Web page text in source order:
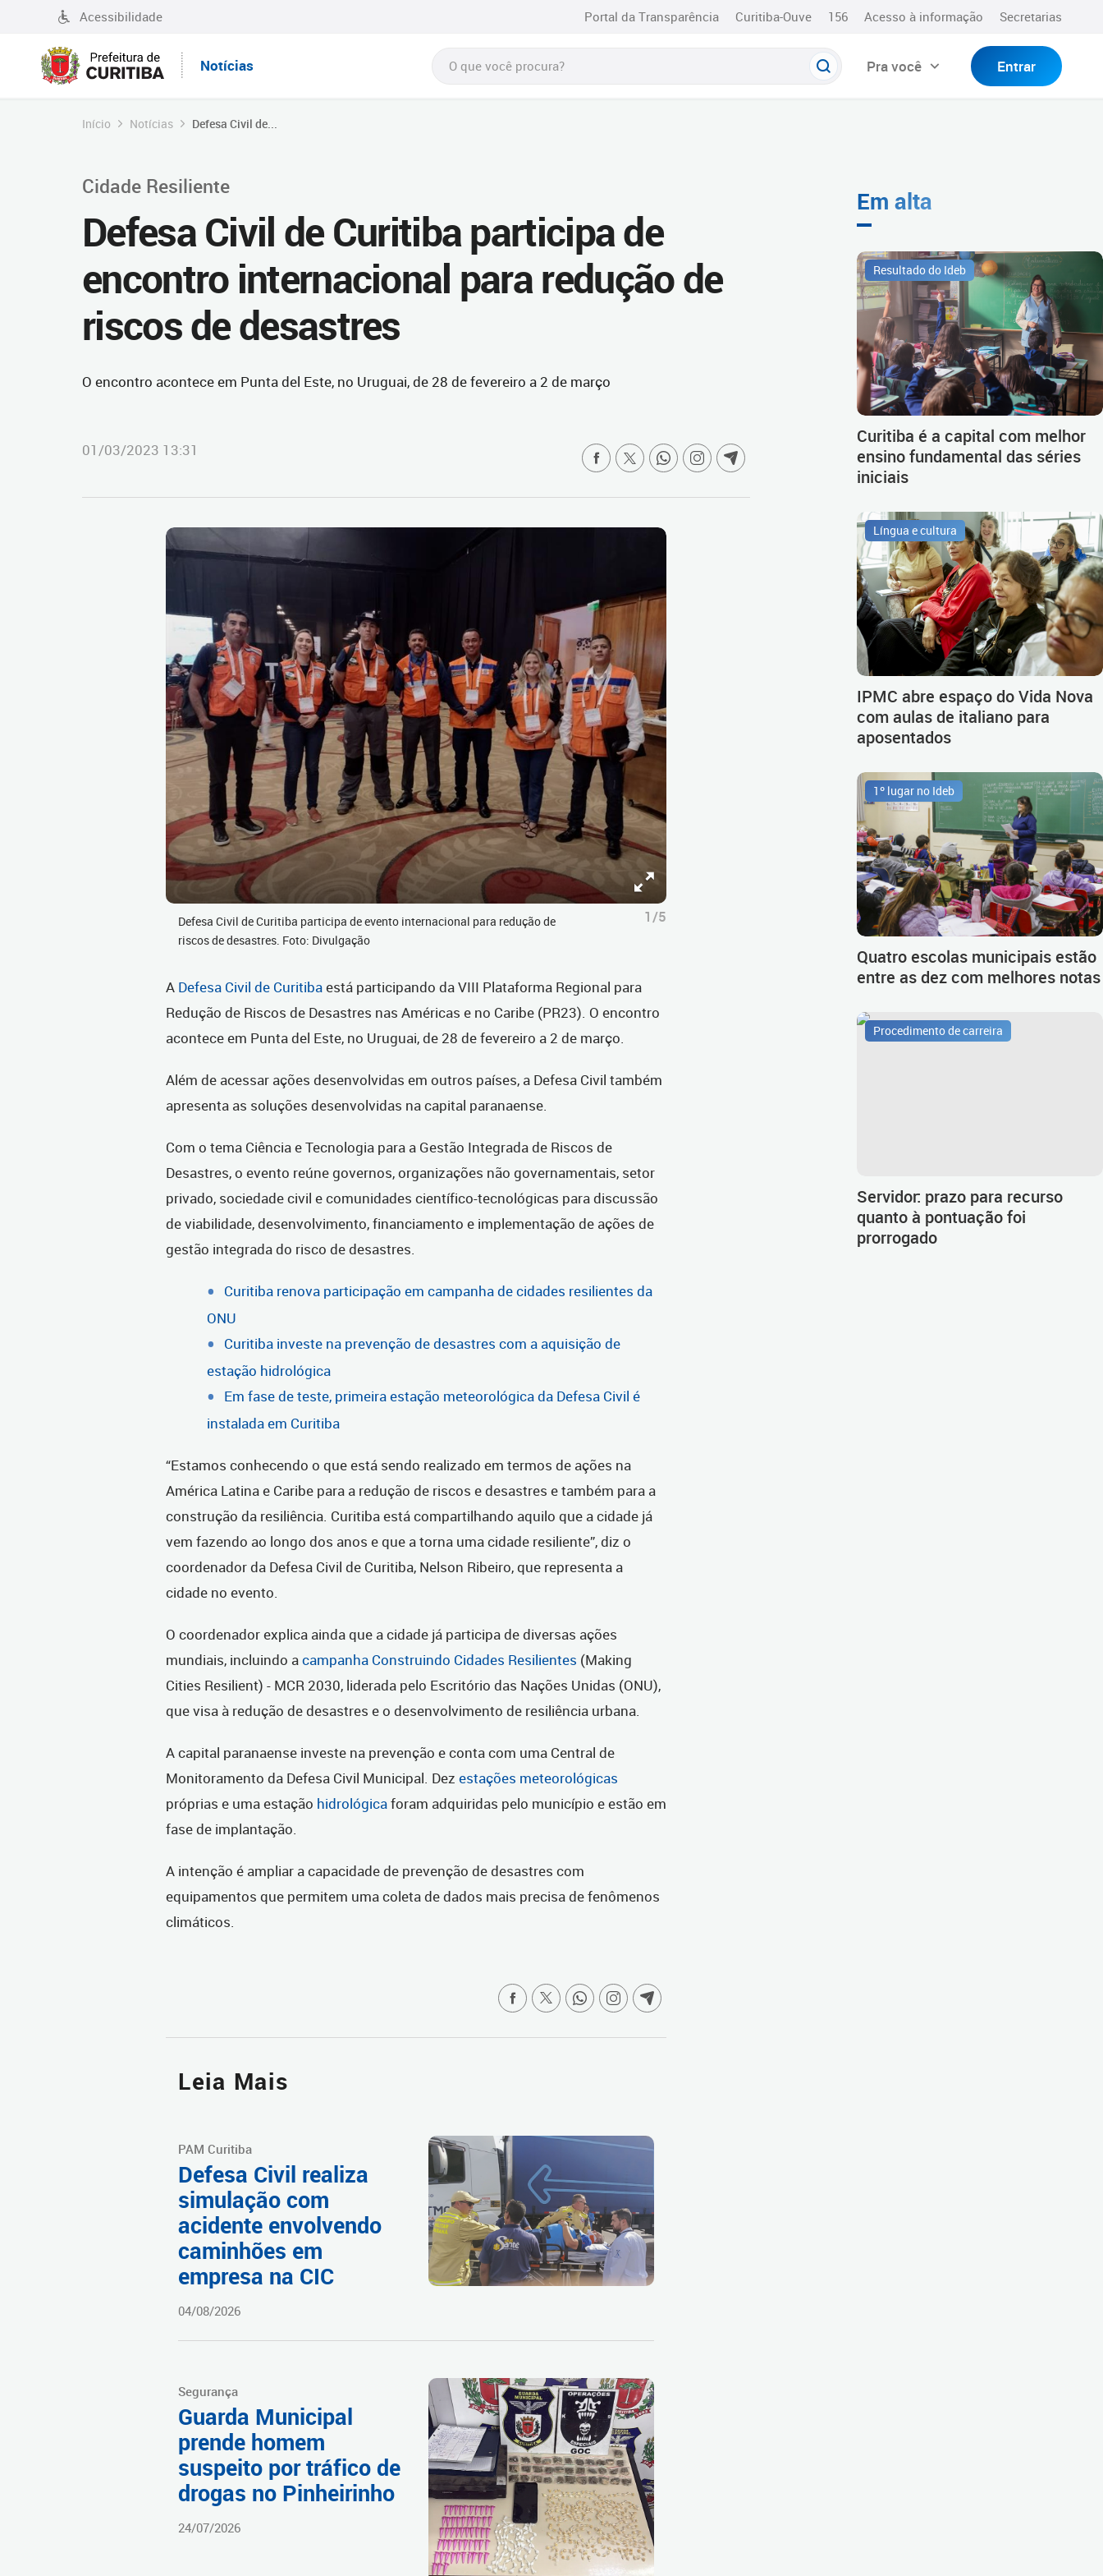
Acessibilidade Portal da Transparência Curitiba-Ouve 156 Acesso à informação Secretarias
Notícias Pra você Entrar
Início Notícias Defesa Civil de...
Cidade Resiliente
Defesa Civil de Curitiba participa de
encontro internacional para redução de
riscos de desastres
O encontro acontece em Punta del Este, no Uruguai, de 28 de fevereiro a 2 de março
01/03/2023 13:31
Defesa Civil de Curitiba participa de evento internacional para redução de
riscos de desastres. Foto: Divulgação
1/5
A Defesa Civil de Curitibaestá participando da VIII Plataforma Regional para
Redução de Riscos de Desastres nas Américas e no Caribe (PR23). O encontro
acontece em Punta del Este, no Uruguai, de 28 de fevereiro a 2 de março.
Além de acessar ações desenvolvidas em outros países, a Defesa Civil também
apresenta as soluções desenvolvidas na capital paranaense.
Com o tema Ciência e Tecnologia para a Gestão Integrada de Riscos de
Desastres, o evento reúne governos, organizações não governamentais, setor
privado, sociedade civil e comunidades científico-tecnológicas para discussão
de viabilidade, desenvolvimento, financiamento e implementação de ações de
gestão integrada do risco de desastres.
Curitiba renova participação em campanha de cidades resilientes da
ONU
Curitiba investe na prevenção de desastres com a aquisição de
estação hidrológica
Em fase de teste, primeira estação meteorológica da Defesa Civil é
instalada em Curitiba
“Estamos conhecendo o que está sendo realizado em termos de ações na
América Latina e Caribe para a redução de riscos e desastres e também para a
construção da resiliência. Curitiba está compartilhando aquilo que a cidade já
vem fazendo ao longo dos anos e que a torna uma cidade resiliente”, diz o
coordenador da Defesa Civil de Curitiba, Nelson Ribeiro, que representa a
cidade no evento.
O coordenador explica ainda que a cidade já participa de diversas ações
mundiais, incluindo acampanha Construindo Cidades Resilientes (Making
Cities Resilient) - MCR 2030, liderada pelo Escritório das Nações Unidas (ONU),
que visa à redução de desastres e o desenvolvimento de resiliência urbana.
A capital paranaense investe na prevenção e conta com uma Central de
Monitoramento da Defesa Civil Municipal. Dez estações meteorológicas
próprias e uma estação hidrológicaforam adquiridas pelo município e estão em
fase de implantação.
A intenção é ampliar a capacidade de prevenção de desastres com
equipamentos que permitem uma coleta de dados mais precisa de fenômenos
climáticos.
Leia Mais
PAM Curitiba
Defesa Civil realiza
simulação com
acidente envolvendo
caminhões em
empresa na CIC
04/08/2026
Segurança
Guarda Municipal
prende homem
suspeito por tráfico de
drogas no Pinheirinho
24/07/2026
Em alta
Resultado do Ideb
Curitiba é a capital com melhor
ensino fundamental das séries
iniciais
Língua e cultura
IPMC abre espaço do Vida Nova
com aulas de italiano para
aposentados
1º lugar no Ideb
Quatro escolas municipais estão
entre as dez com melhores notas
Procedimento de carreira
Servidor: prazo para recurso
quanto à pontuação foi
prorrogado